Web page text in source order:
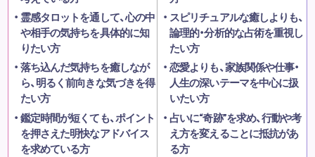
霊感タロットを通して、心の中
や相手の気持ちを具体的に知
りたい方
落ち込んだ気持ちを癒しなが
ら、明るく前向きな気づきを得
たい方
鑑定時間が短くても、ポイント
を押さえた明快なアドバイス
を求めている方
スピリチュアルな癒しよりも、
論理的・分析的な占術を重視し
たい方
恋愛よりも、家族関係や仕事・
人生の深いテーマを中心に扱
いたい方
占いに“奇跡”を求め、行動や考
え方を変えることに抵抗があ
る方